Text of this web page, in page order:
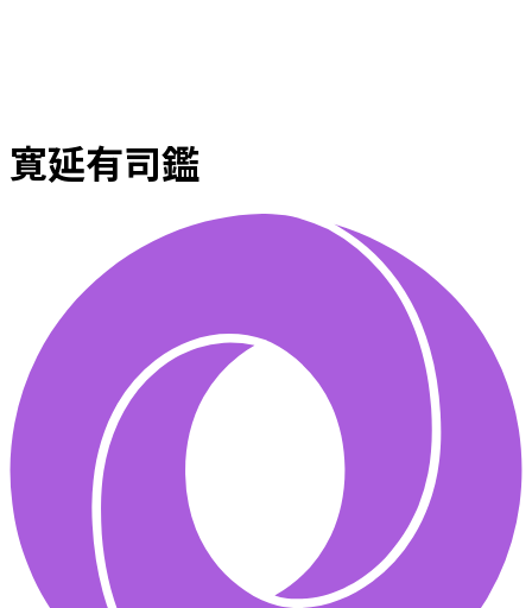
寛延有司鑑